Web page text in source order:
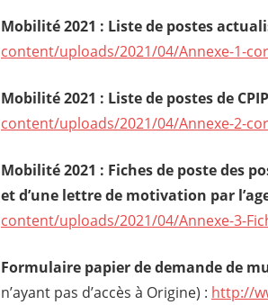
Mobilité 2021 : Liste de postes
content/uploads/2021/04/Annexe-1-
Mobilité 2021 : Liste de postes de
content/uploads/2021/04/Annexe-2-
Mobilité 2021 : Fiches de poste des
et d’une lettre de motivation par
content/uploads/2021/04/Annexe-3-
Formulaire papier de demande de
n’ayant pas d’accès à Origine) : http://